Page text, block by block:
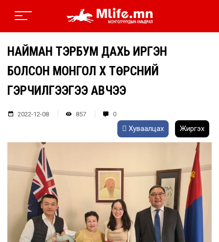
НАЙМАН ТЭРБУМ ДАХЬ ИРГЭН
БОЛСОН МОНГОЛ ХҮҮ ТӨРСНИЙ
ГЭРЧИЛГЭЭГЭЭ АВЧЭЭ
2022-12-08 857 0
Хуваалцах Жиргэх